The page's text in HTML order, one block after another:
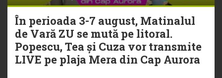
În perioada 3-7 august, Matinalul
de Vară ZU se mută pe litoral.
Popescu, Tea și Cuza vor transmite
LIVE pe plaja Mera din Cap Aurora